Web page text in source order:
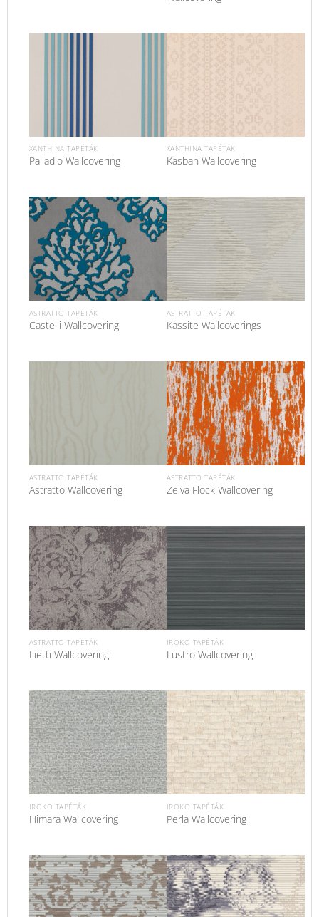
XANTHINA TAPÉTÁK
Palladio Wallcovering
XANTHINA TAPÉTÁK
Kasbah Wallcovering
ASTRATTO TAPÉTÁK
Castelli Wallcovering
ASTRATTO TAPÉTÁK
Kassite Wallcoverings
ASTRATTO TAPÉTÁK
Astratto Wallcovering
ASTRATTO TAPÉTÁK
Zelva Flock Wallcovering
ASTRATTO TAPÉTÁK
Lietti Wallcovering
IROKO TAPÉTÁK
Lustro Wallcovering
IROKO TAPÉTÁK
Himara Wallcovering
IROKO TAPÉTÁK
Perla Wallcovering